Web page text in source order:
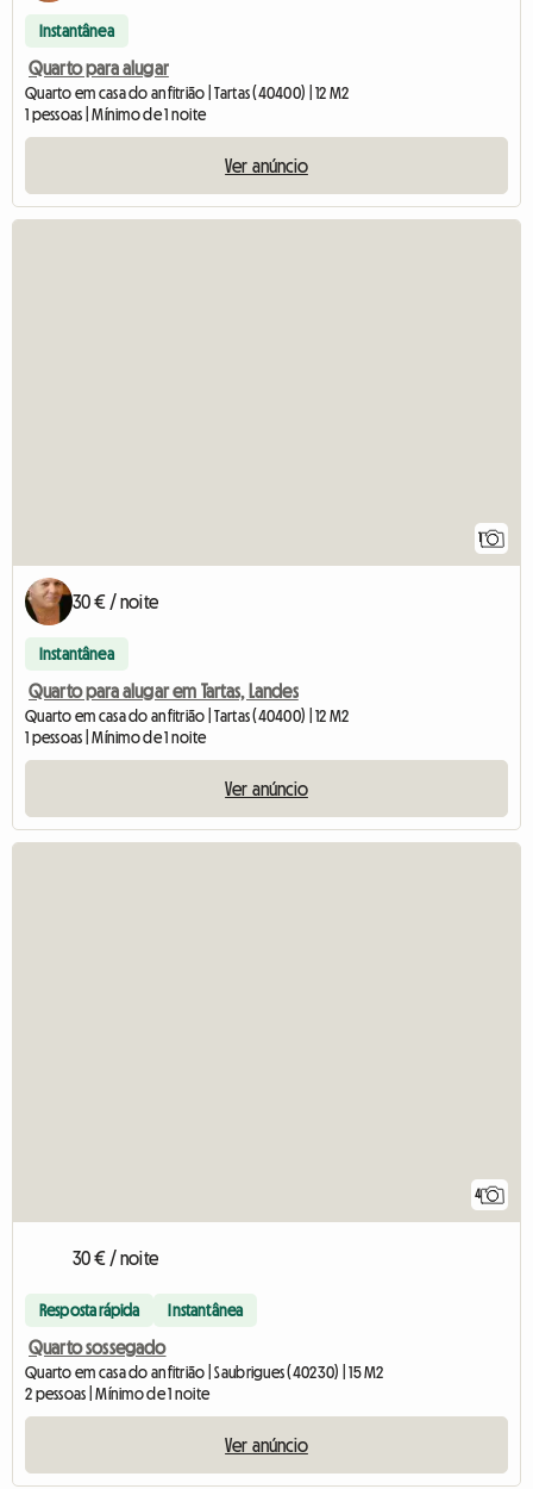
Instantânea
Quarto para alugar
Quarto em casa do anfitrião | Tartas (40400) | 12 M2
1 pessoas | Mínimo de 1 noite
Ver anúncio
1
30 € / noite
Instantânea
Quarto para alugar em Tartas, Landes
Quarto em casa do anfitrião | Tartas (40400) | 12 M2
1 pessoas | Mínimo de 1 noite
Ver anúncio
4
30 € / noite
Resposta rápida Instantânea
Quarto sossegado
Quarto em casa do anfitrião | Saubrigues (40230) | 15 M2
2 pessoas | Mínimo de 1 noite
Ver anúncio